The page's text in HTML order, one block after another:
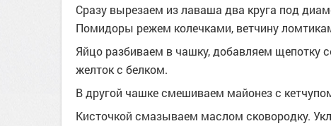
Сразу вырезаем из лаваша два круга под
Помидоры режем колечками, ветчину
Яйцо разбиваем в чашку, добавляем щепотку
желток с белком.
В другой чашке смешиваем майонез с
Кисточкой смазываем маслом сковородку.